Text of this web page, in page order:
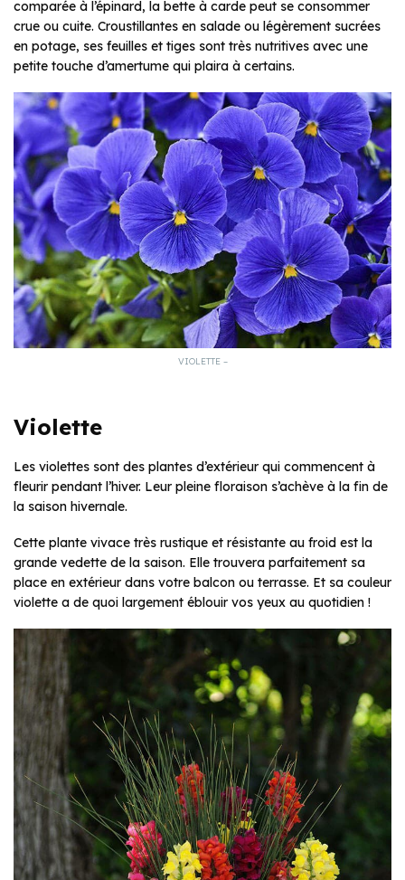
comparée à l’épinard, la bette à carde peut se consommer
crue ou cuite. Croustillantes en salade ou légèrement sucrées
en potage, ses feuilles et tiges sont très nutritives avec une
petite touche d’amertume qui plaira à certains.
VIOLETTE –
Violette
Les violettes sont des plantes d’extérieur qui commencent à
fleurir pendant l’hiver. Leur pleine floraison s’achève à la fin de
la saison hivernale.
Cette plante vivace très rustique et résistante au froid est la
grande vedette de la saison. Elle trouvera parfaitement sa
place en extérieur dans votre balcon ou terrasse. Et sa couleur
violette a de quoi largement éblouir vos yeux au quotidien !